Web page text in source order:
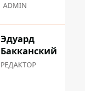
ADMIN
Эдуард
Бакканский
РЕДАКТОР